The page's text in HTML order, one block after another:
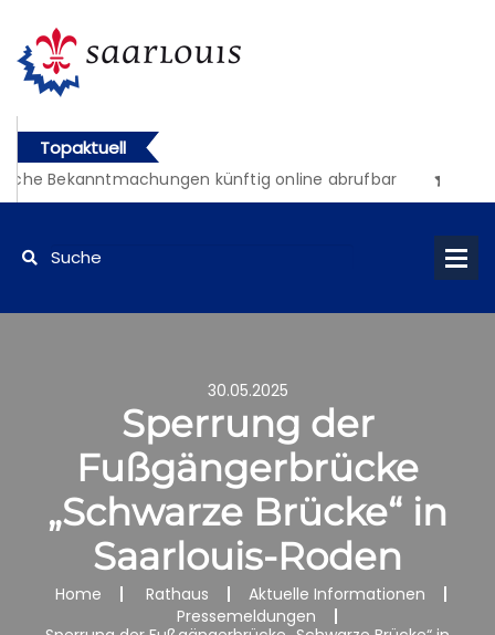
Topaktuell
Bekanntmachungen künftig online abrufbar
30.05.2025
Sperrung der
Fußgängerbrücke
„Schwarze Brücke“ in
Saarlouis-Roden
Home Rathaus
Aktuelle Informationen
Pressemeldungen